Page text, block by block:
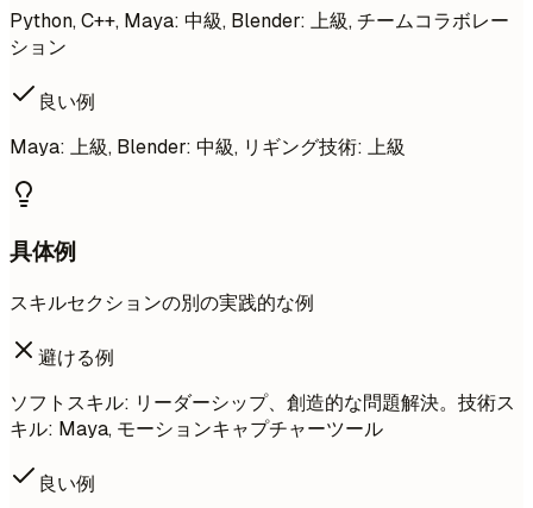
Python, C++, Maya: 中級, Blender: 上級, チームコラボレー
ション
良い例
Maya: 上級, Blender: 中級, リギング技術: 上級
具体例
スキルセクションの別の実践的な例
避ける例
ソフトスキル: リーダーシップ、創造的な問題解決。技術ス
キル: Maya, モーションキャプチャーツール
良い例